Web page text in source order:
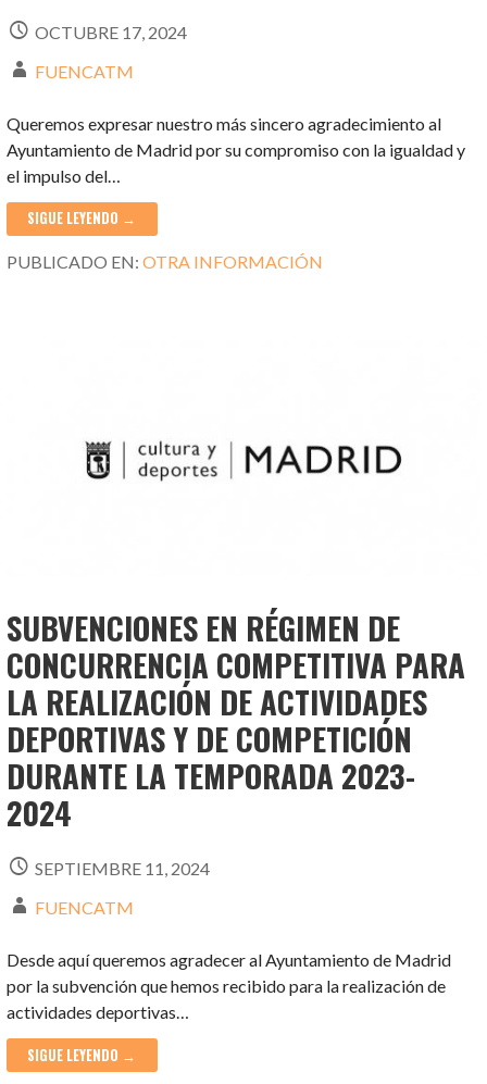
OCTUBRE 17, 2024
FUENCATM
Queremos expresar nuestro más sincero agradecimiento al
Ayuntamiento de Madrid por su compromiso con la igualdad y
el impulso del…
SIGUE LEYENDO →
PUBLICADO EN:OTRA INFORMACIÓN
SUBVENCIONES EN RÉGIMEN DE
CONCURRENCIA COMPETITIVA PARA
LA REALIZACIÓN DE ACTIVIDADES
DEPORTIVAS Y DE COMPETICIÓN
DURANTE LA TEMPORADA 2023-
2024
SEPTIEMBRE 11, 2024
FUENCATM
Desde aquí queremos agradecer al Ayuntamiento de Madrid
por la subvención que hemos recibido para la realización de
actividades deportivas…
SIGUE LEYENDO →